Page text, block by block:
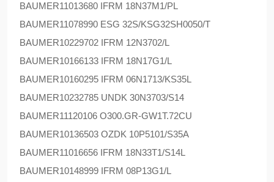
BAUMER11013680 IFRM 18N37M1/PL
BAUMER11078990 ESG 32S/KSG32SH0050/T
BAUMER10229702 IFRM 12N3702/L
BAUMER10166133 IFRM 18N17G1/L
BAUMER10160295 IFRM 06N1713/KS35L
BAUMER10232785 UNDK 30N3703/S14
BAUMER11120106 O300.GR-GW1T.72CU
BAUMER10136503 OZDK 10P5101/S35A
BAUMER11016656 IFRM 18N33T1/S14L
BAUMER10148999 IFRM 08P13G1/L